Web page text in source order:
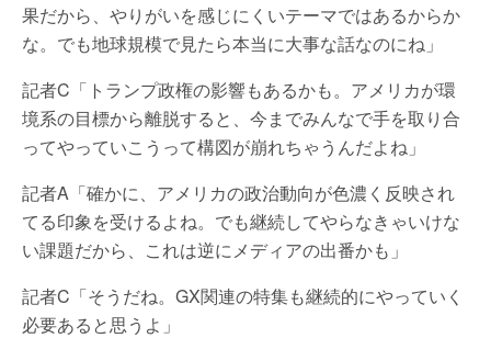
果だから、やりがいを感じにくいテーマではあるからか
な。でも地球規模で見たら本当に大事な話なのにね」
記者C「トランプ政権の影響もあるかも。アメリカが環
境系の目標から離脱すると、今までみんなで手を取り合
ってやっていこうって構図が崩れちゃうんだよね」
記者A「確かに、アメリカの政治動向が色濃く反映され
てる印象を受けるよね。でも継続してやらなきゃいけな
い課題だから、これは逆にメディアの出番かも」
記者C「そうだね。GX関連の特集も継続的にやっていく
必要あると思うよ」